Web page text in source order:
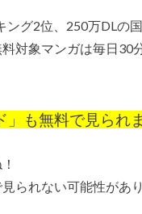
ング2位、250万DLの
対象マンガは毎日30
も無料で見られ
られない可能性があ